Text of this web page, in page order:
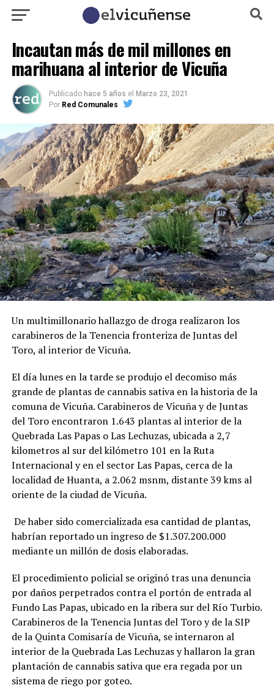
Incautan más de mil millones en
marihuana al interior de Vicuña
Publicado hace 5 años el Marzo 23, 2021
Por Red Comunales
Un multimillonario hallazgo de droga realizaron los
carabineros de la Tenencia fronteriza de Juntas del
Toro, al interior de Vicuña.
El día lunes en la tarde se produjo el decomiso más
grande de plantas de cannabis sativa en la historia de la
comuna de Vicuña. Carabineros de Vicuña y de Juntas
del Toro encontraron 1.643 plantas al interior de la
Quebrada Las Papas o Las Lechuzas, ubicada a 2,7
kilometros al sur del kilómetro 101 en la Ruta
Internacional y en el sector Las Papas, cerca de la
localidad de Huanta, a 2.062 msnm, distante 39 kms al
oriente de la ciudad de Vicuña.
De haber sido comercializada esa cantidad de plantas,
habrían reportado un ingreso de $1.307.200.000
mediante un millón de dosis elaboradas.
El procedimiento policial se originó tras una denuncia
por daños perpetrados contra el portón de entrada al
Fundo Las Papas, ubicado en la ribera sur del Río Turbio.
Carabineros de la Tenencia Juntas del Toro y de la SIP
de la Quinta Comisaría de Vicuña, se internaron al
interior de la Quebrada Las Lechuzas y hallaron la gran
plantación de cannabis sativa que era regada por un
sistema de riego por goteo.